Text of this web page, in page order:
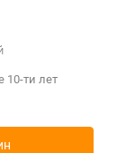
10-ти лет